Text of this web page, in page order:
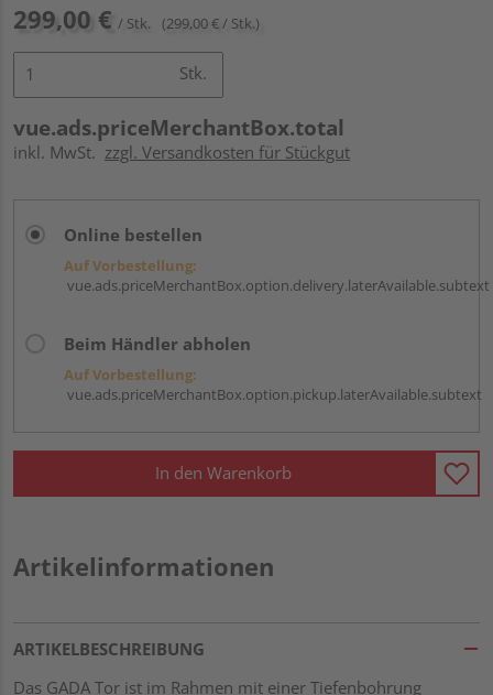
299,00 € / Stk. (299,00 € / Stk.)
Stk.
vue.ads.priceMerchantBox.total
inkl. MwSt. zzgl. Versandkosten für Stückgut
Online bestellen
Auf Vorbestellung:
vue.ads.priceMerchantBox.option.delivery.laterAvailable.subtext
Beim Händler abholen
Auf Vorbestellung:
vue.ads.priceMerchantBox.option.pickup.laterAvailable.subtext
In den Warenkorb
Artikelinformationen
ARTIKELBESCHREIBUNG
Das GADA Tor ist im Rahmen mit einer Tiefenbohrung